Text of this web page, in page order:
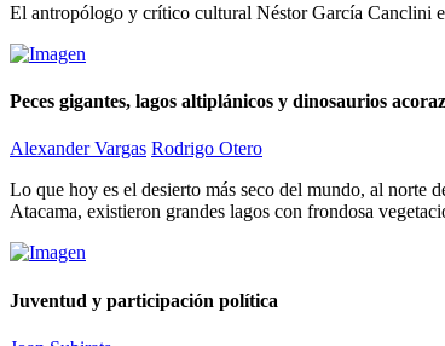
El antropólogo y crítico cultural Néstor García Canclini
Peces gigantes, lagos altiplánicos y dinosaurios
Alexander Vargas Rodrigo Otero
Lo que hoy es el desierto más seco del mundo, al norte
Atacama, existieron grandes lagos con frondosa
Juventud y participación política